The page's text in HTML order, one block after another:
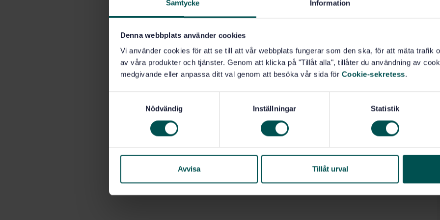
Samtycke Information
Denna webbplats använder cookies
Vi använder cookies för att se till att vår webbplats fungerar som den ska, för att mäta trafik
av våra produkter och tjänster. Genom att klicka på "Tillåt alla", tillåter du användning av
medgivande eller anpassa ditt val genom att besöka vår sida för Cookie-sekretess.
s
Nödvändig Inställningar Statistik
Avvisa Tillåt urval